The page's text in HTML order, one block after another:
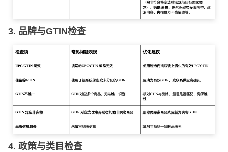
3. 品牌与GTIN检查
4. 政策与类目检查